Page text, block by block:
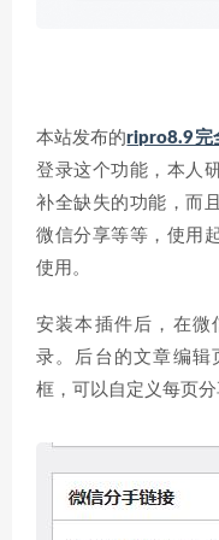
本站发布的ripro8.9完
登录这个功能，本人
补全缺失的功能，而
微信分享等等，使用
使用。
安装本插件后，在微
录。后台的文章编辑
框，可以自定义每页